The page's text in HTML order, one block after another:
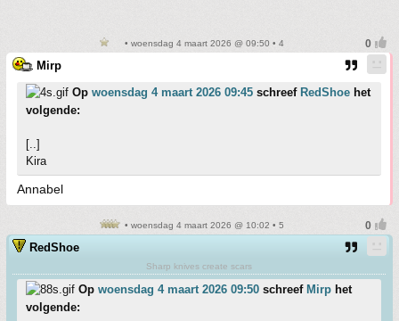
• woensdag 4 maart 2026 @ 09:50 • 4
Mirp
Op woensdag 4 maart 2026 09:45 schreef RedShoe het
volgende:
[..]
Kira
Annabel
• woensdag 4 maart 2026 @ 10:02 • 5
RedShoe
Sharp knives create scars
Op woensdag 4 maart 2026 09:50 schreef Mirp het
volgende: